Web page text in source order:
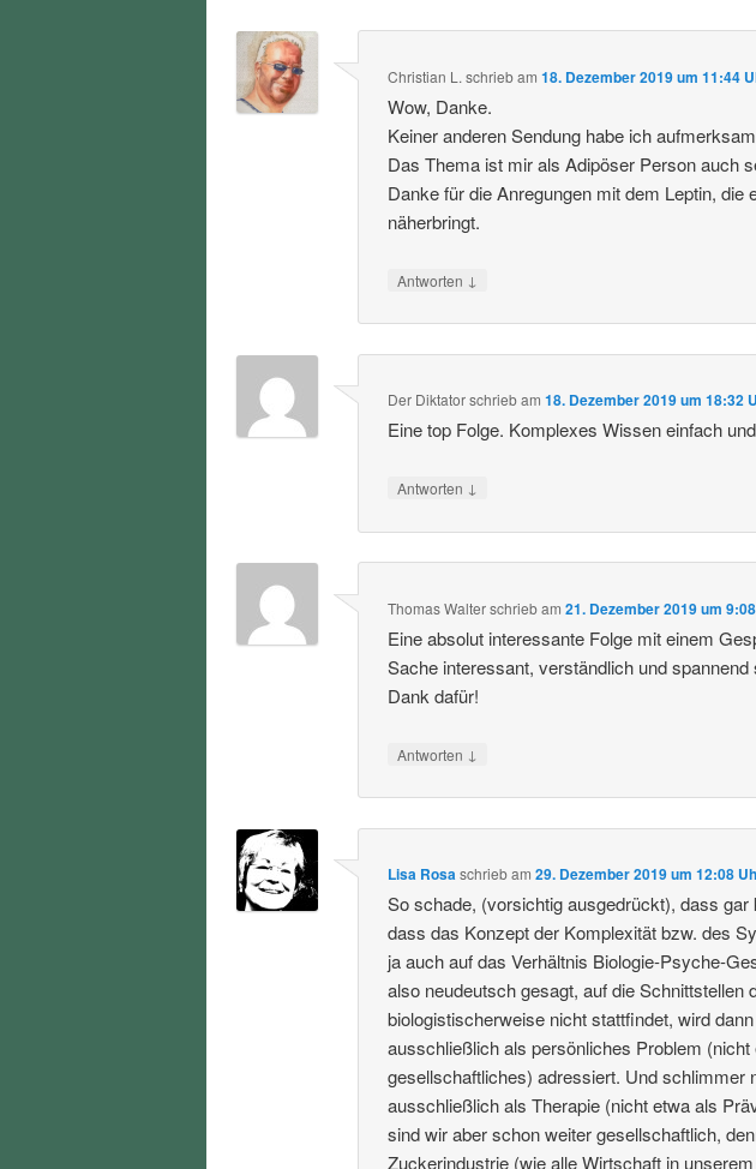
Christian L. schriebam18. Dezember 2019 um 11:44
Wow, Danke.
Keiner anderen Sendung habe ich
Das Thema ist mir als Adipöser Person auch
Danke für die Anregungen mit dem Leptin, die
näherbringt.
Antworten ↓
Der Diktatorschriebam18. Dezember 2019 um 18:32
Eine top Folge. Komplexes Wissen einfach
Antworten ↓
Thomas Walterschriebam21. Dezember 2019 um
Eine absolut interessante Folge mit einem
Sache interessant, verständlich und
Dank dafür!
Antworten ↓
Lisa Rosaschriebam29. Dezember 2019 um 12:08
So schade, (vorsichtig ausgedrückt), dass gar
dass das Konzept der Komplexität bzw. des
ja auch auf das Verhältnis Biologie-Psyche-
also neudeutsch gesagt, auf die Schnittstellen
biologistischerweise nicht stattfindet, wird
ausschließlich als persönliches Problem (nicht
gesellschaftliches) adressiert. Und schlimmer
ausschließlich als Therapie (nicht etwa als
sind wir aber schon weiter gesellschaftlich,
Zuckerindustrie (wie alle Wirtschaft in